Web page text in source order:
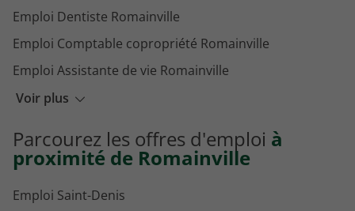
Voir plus
Emploi Dentiste Romainville
Emploi Comptable copropriété Romainville
Emploi Assistante de vie Romainville
Emploi Médecin généraliste Romainville
Emploi Professeur Romainville
Parcourez les offres d'emploi à
proximité de Romainville
Emploi Saint-Denis